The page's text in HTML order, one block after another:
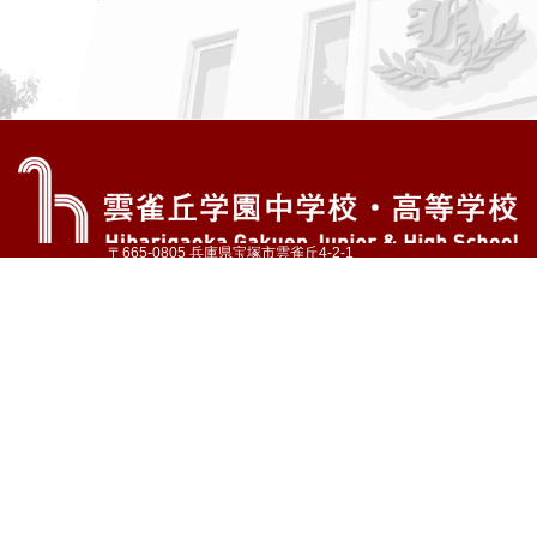
〒665-0805 兵庫県宝塚市雲雀丘4-2-1